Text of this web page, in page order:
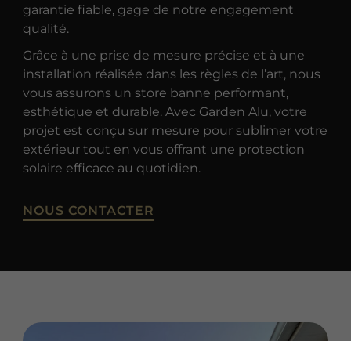
garantie fiable, gage de notre engagement
qualité.
Grâce à une prise de mesure précise et à une
installation réalisée dans les règles de l’art, nous
vous assurons un store banne performant,
esthétique et durable. Avec Garden Alu, votre
projet est conçu sur mesure pour sublimer votre
extérieur tout en vous offrant une protection
solaire efficace au quotidien.
NOUS CONTACTER